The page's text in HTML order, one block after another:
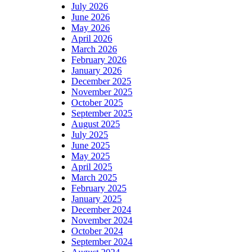
July 2026
June 2026
May 2026
April 2026
March 2026
February 2026
January 2026
December 2025
November 2025
October 2025
September 2025
August 2025
July 2025
June 2025
May 2025
April 2025
March 2025
February 2025
January 2025
December 2024
November 2024
October 2024
September 2024